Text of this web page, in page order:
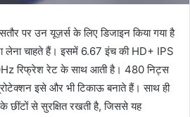
पर उन यूज़र्स के लिए डिजाइन किया गया है
लेना चाहते हैं। इसमें 6.67 इंच की HD+ IPS
रिफ्रेश रेट के साथ आती है। 480 निट्स
इसे और भी टिकाऊ बनाते हैं। साथ ही
छींटों से सुरक्षित रखती है, जिससे यह